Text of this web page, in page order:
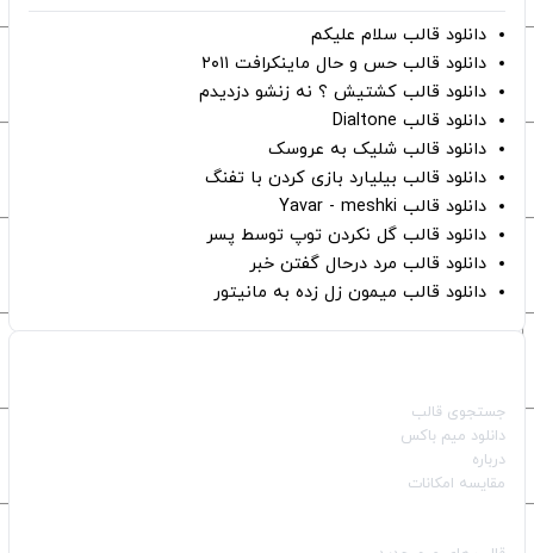
دانلود قالب سلام علیکم
دانلود قالب حس و حال ماینکرافت ۲۰۱۱
دانلود قالب کشتیش ؟ نه زنشو دزدیدم
دانلود قالب Dialtone
دانلود قالب شلیک به عروسک
دانلود قالب بیلیارد بازی کردن با تفنگ
دانلود قالب Yavar - meshki
دانلود قالب گل نکردن توپ توسط پسر
دانلود قالب مرد درحال گفتن خبر
دانلود قالب میمون زل زده به مانیتور
جستجوی قالب
دانلود میم باکس
درباره
مقایسه امکانات